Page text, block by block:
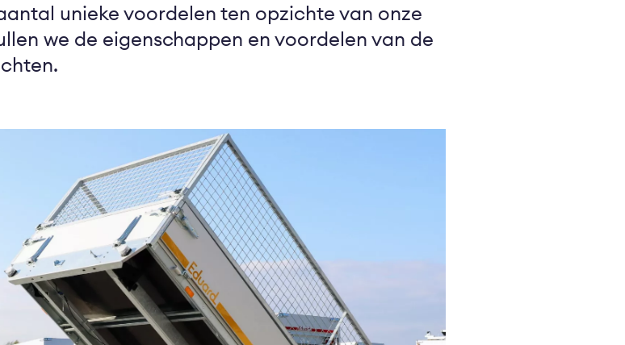
unieke voordelen ten opzichte van onze
we de eigenschappen en voordelen van de